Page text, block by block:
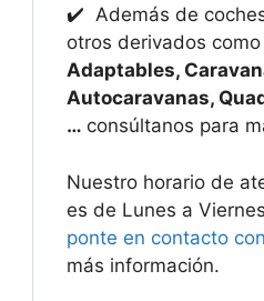
✔️ Además de
otros derivados como
Adaptables,
Autocaravanas,
… consúltanos para
Nuestro horario de
es de Lunes a
ponte en contacto
más información.